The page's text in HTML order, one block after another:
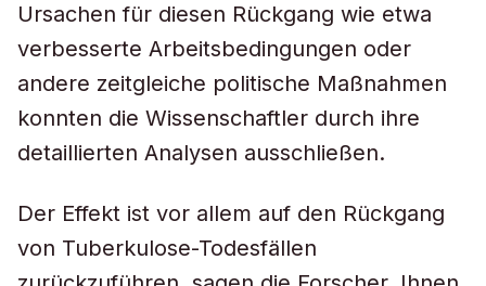
Ursachen für diesen Rückgang wie etwa
verbesserte Arbeitsbedingungen oder
andere zeitgleiche politische Maßnahmen
konnten die Wissenschaftler durch ihre
detaillierten Analysen ausschließen.
Der Effekt ist vor allem auf den Rückgang
von Tuberkulose-Todesfällen